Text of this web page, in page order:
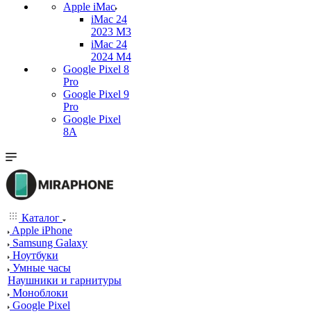
Apple iMac
iMac 24
2023 M3
iMac 24
2024 M4
Google Pixel 8
Pro
Google Pixel 9
Pro
Google Pixel
8A
Каталог
Apple iPhone
Samsung Galaxy
Ноутбуки
Умные часы
Наушники и гарнитуры
Моноблоки
Google Pixel